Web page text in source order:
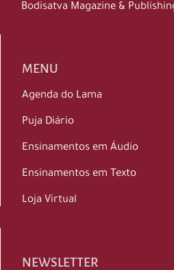
Bodisatva Magazine &
MENU
Agenda do Lama
Puja Diário
Ensinamentos em Áudio
Ensinamentos em Texto
Loja Virtual
NEWSLETTER